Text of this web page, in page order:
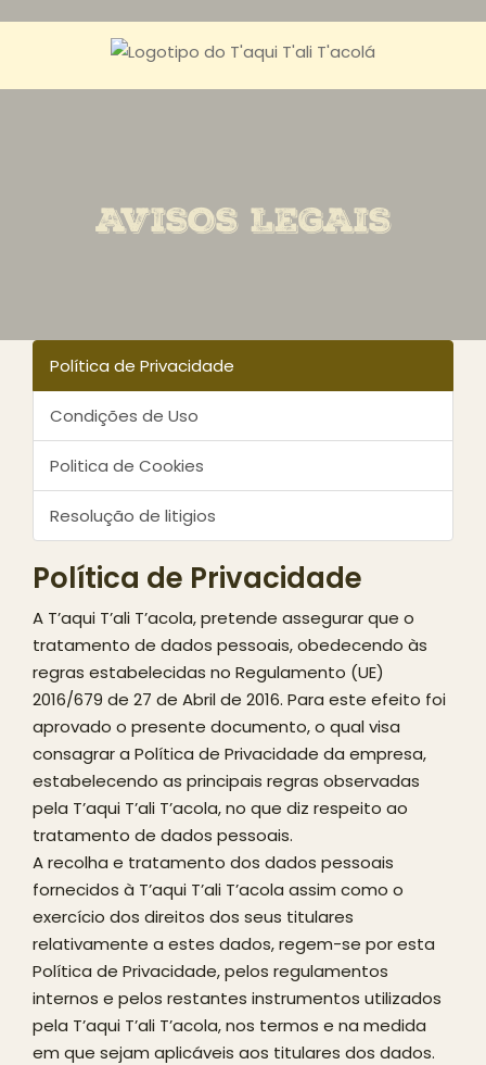
AVISOS LEGAIS
Política de Privacidade
Condições de Uso
Politica de Cookies
Resolução de litigios
Política de Privacidade
A T’aqui T’ali T’acola, pretende assegurar que o
tratamento de dados pessoais, obedecendo às
regras estabelecidas no Regulamento (UE)
2016/679 de 27 de Abril de 2016. Para este efeito foi
aprovado o presente documento, o qual visa
consagrar a Política de Privacidade da empresa,
estabelecendo as principais regras observadas
pela T’aqui T’ali T’acola, no que diz respeito ao
tratamento de dados pessoais.
A recolha e tratamento dos dados pessoais
fornecidos à T’aqui T’ali T’acola assim como o
exercício dos direitos dos seus titulares
relativamente a estes dados, regem-se por esta
Política de Privacidade, pelos regulamentos
internos e pelos restantes instrumentos utilizados
pela T’aqui T’ali T’acola, nos termos e na medida
em que sejam aplicáveis aos titulares dos dados.